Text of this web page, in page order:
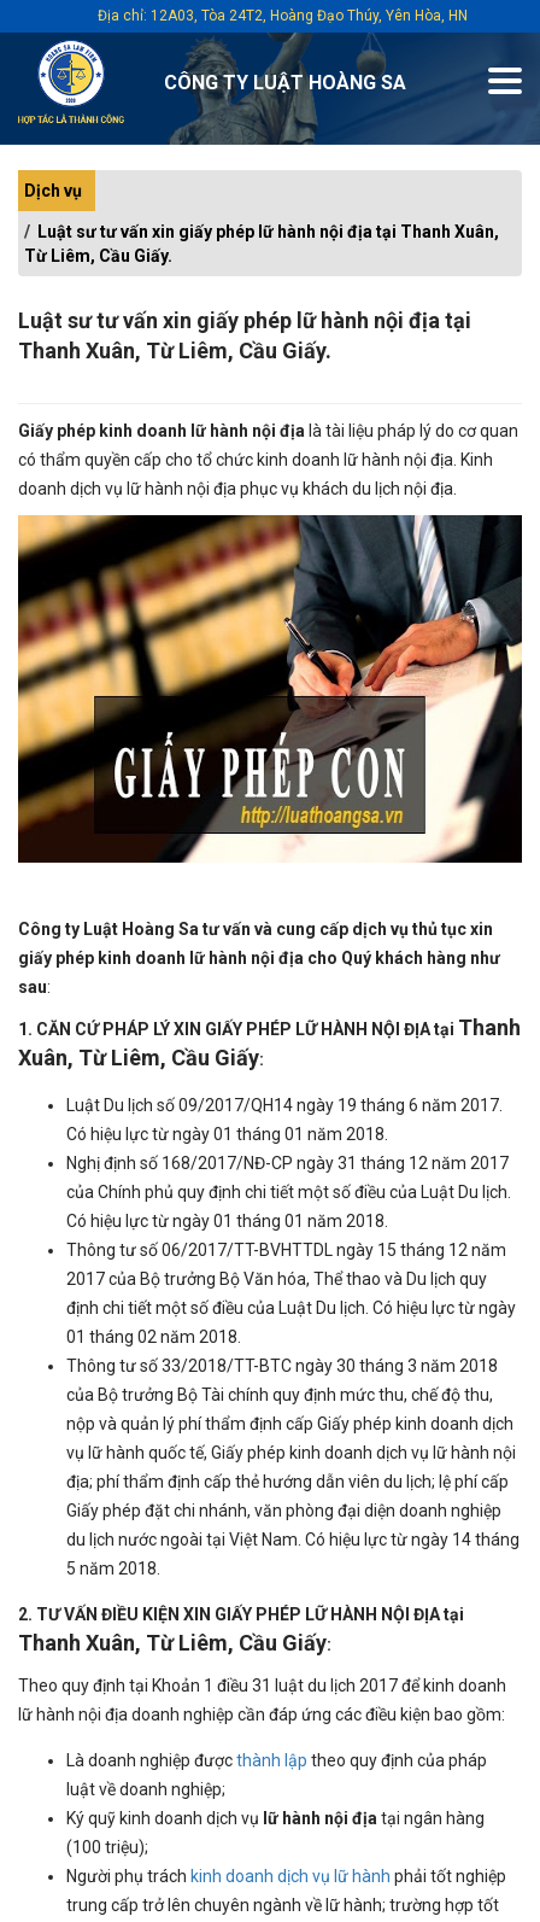
CÔNG TY LUẬT HOÀNG SA
Địa chỉ: 12A03, Tòa 24T2, Hoàng Đạo Thúy, Yên Hòa, HN
Dịch vụ
Luật sư tư vấn xin giấy phép lữ hành nội địa tại Thanh Xuân,
Từ Liêm, Cầu Giấy.
Luật sư tư vấn xin giấy phép lữ hành nội địa tại
Thanh Xuân, Từ Liêm, Cầu Giấy.
Giấy phép kinh doanh lữ hành nội địa là tài liệu pháp lý do cơ quan
có thẩm quyền cấp cho tổ chức kinh doanh lữ hành nội địa. Kinh
doanh dịch vụ lữ hành nội địa phục vụ khách du lịch nội địa.
Công ty Luật Hoàng Sa tư vấn và cung cấp dịch vụ thủ tục xin
giấy phép kinh doanh lữ hành nội địa cho Quý khách hàng như
sau:
1. CĂN CỨ PHÁP LÝ XIN GIẤY PHÉP LỮ HÀNH NỘI ĐỊA tại Thanh
Xuân, Từ Liêm, Cầu Giấy:
Luật Du lịch số 09/2017/QH14 ngày 19 tháng 6 năm 2017.
Có hiệu lực từ ngày 01 tháng 01 năm 2018.
Nghị định số 168/2017/NĐ-CP ngày 31 tháng 12 năm 2017
của Chính phủ quy định chi tiết một số điều của Luật Du lịch.
Có hiệu lực từ ngày 01 tháng 01 năm 2018.
Thông tư số 06/2017/TT-BVHTTDL ngày 15 tháng 12 năm
2017 của Bộ trưởng Bộ Văn hóa, Thể thao và Du lịch quy
định chi tiết một số điều của Luật Du lịch. Có hiệu lực từ ngày
01 tháng 02 năm 2018.
Thông tư số 33/2018/TT-BTC ngày 30 tháng 3 năm 2018
của Bộ trưởng Bộ Tài chính quy định mức thu, chế độ thu,
nộp và quản lý phí thẩm định cấp Giấy phép kinh doanh dịch
vụ lữ hành quốc tế, Giấy phép kinh doanh dịch vụ lữ hành nội
địa; phí thẩm định cấp thẻ hướng dẫn viên du lịch; lệ phí cấp
Giấy phép đặt chi nhánh, văn phòng đại diện doanh nghiệp
du lịch nước ngoài tại Việt Nam. Có hiệu lực từ ngày 14 tháng
5 năm 2018.
2. TƯ VẤN ĐIỀU KIỆN XIN GIẤY PHÉP LỮ HÀNH NỘI ĐỊA tại
Thanh Xuân, Từ Liêm, Cầu Giấy:
Theo quy định tại Khoản 1 điều 31 luật du lịch 2017 để kinh doanh
lữ hành nội địa doanh nghiệp cần đáp ứng các điều kiện bao gồm:
Là doanh nghiệp đượcthành lập theo quy định của pháp
luật về doanh nghiệp;
Ký quỹ kinh doanh dịch vụ lữ hành nội địa tại ngân hàng
(100 triệu);
Người phụ trách kinh doanh dịch vụ lữ hành phải tốt nghiệp
trung cấp trở lên chuyên ngành về lữ hành; trường hợp tốt